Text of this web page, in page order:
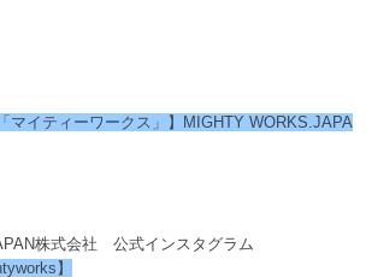
マイティーワークス」】MIGHTY WORKS.JAPA
株式会社 公式インスタグラム
】